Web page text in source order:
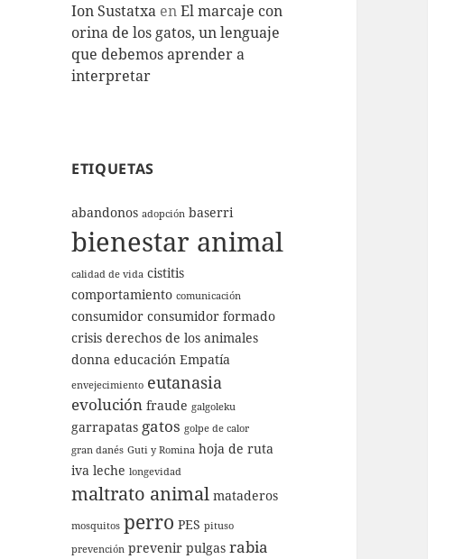
Ion Sustatxa enEl marcaje con
orina de los gatos, un lenguaje
que debemos aprender a
interpretar
ETIQUETAS
abandonos adopción baserri
bienestar animal
calidad de vida cistitis
comportamiento comunicación
consumidor consumidor formado
crisis derechos de los animales
donna educación Empatía
envejecimiento eutanasia
evolución fraude galgoleku
garrapatas gatos golpe de calor
gran danés Guti y Romina hoja de ruta
iva leche longevidad
maltrato animal mataderos
mosquitos perro PES pituso
prevención prevenir pulgas rabia